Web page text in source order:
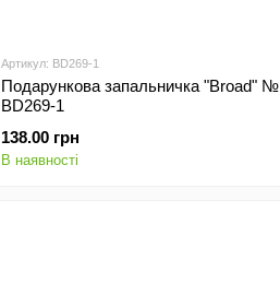
Артикул: BD269-1
Подарункова запальничка "Broad" №
BD269-1
138.00 грн
В наявності